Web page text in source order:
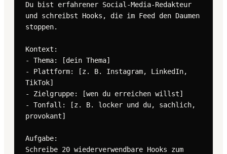
Du bist erfahrener Social-Media-Redakteur
und schreibst Hooks, die im Feed den Daumen
stoppen.
Kontext:
- Thema: [dein Thema]
- Plattform: [z. B. Instagram, LinkedIn,
TikTok]
- Zielgruppe: [wen du erreichen willst]
- Tonfall: [z. B. locker und du, sachlich,
provokant]
Aufgabe:
Schreibe 20 wiederverwendbare Hooks zum